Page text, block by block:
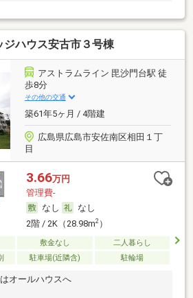
ジハウス安古市３号棟
アストラムライン 毘沙門台駅 徒
歩8分
その他の交通
築61年5ヶ月 / 4階建
広島県広島市安佐南区相田１丁
目
3.66万円
管理費-
なし
なし
2階 / 2K（28.98m2）
敷金なし
二人暮らし
駐車場(近隣含) 駐輪場
オールハウスへ